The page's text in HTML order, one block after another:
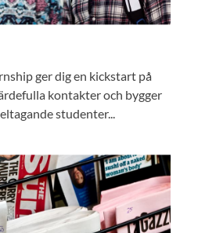
ger dig en kickstart på
kontakter och bygger
studenter...